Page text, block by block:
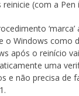
reinicie (com a Pen
‘marca’
o Windows como
após o reinício
uma
e não precisa de